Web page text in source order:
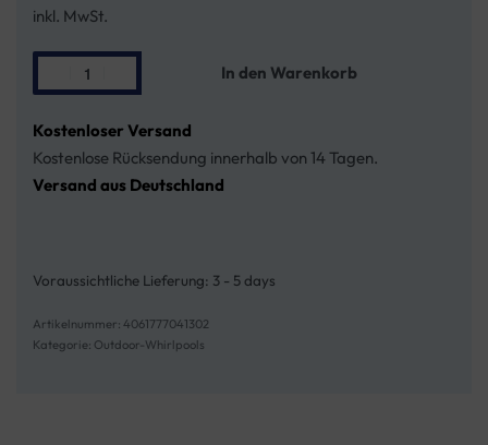
inkl. MwSt.
In den Warenkorb
Kostenloser Versand
Kostenlose Rücksendung innerhalb von 14 Tagen.
Versand aus Deutschland
Voraussichtliche Lieferung: 3 - 5 days
4061777041302
Kategorie: Outdoor-Whirlpools